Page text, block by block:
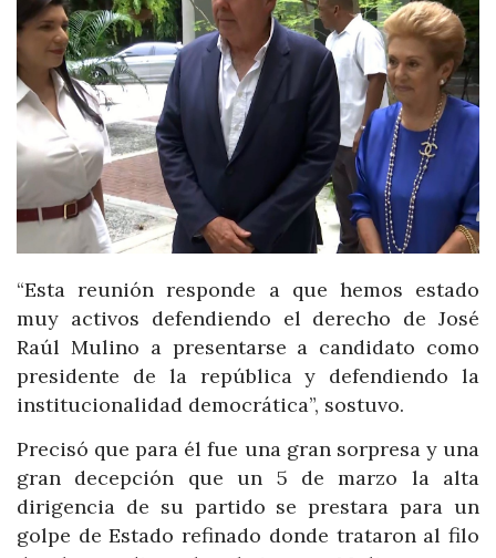
“Esta reunión responde a que hemos estado
muy activos defendiendo el derecho de José
Raúl Mulino a presentarse a candidato como
presidente de la república y defendiendo la
institucionalidad democrática”, sostuvo.
Precisó que para él fue una gran sorpresa y una
gran decepción que un 5 de marzo la alta
dirigencia de su partido se prestara para un
golpe de Estado refinado donde trataron al filo